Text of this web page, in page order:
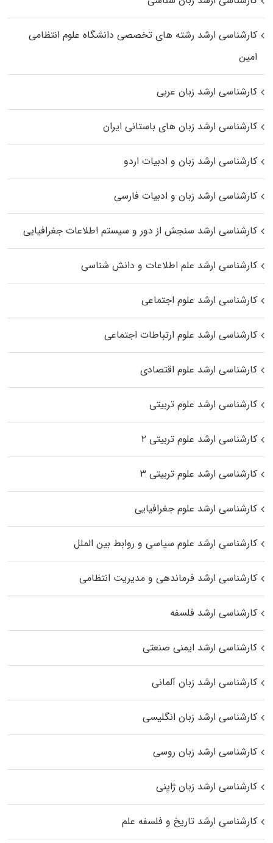
کارشناسی ارشد رﺷﺘﻪ ﻫﺎی تخصصی داﻧﺸﮕﺎه ﻋﻠﻮم انتظامی
اﻣﻴﻦ
کارشناسی ارشد زبان عربی
کارشناسی ارشد زبان‌ های باستانی ایران
کارشناسی ارشد زبان و ادبیات اردو
کارشناسی ارشد زبان و ادبیات فارسی
کارشناسی ارشد سنجش از دور و سیستم اطلاعات جغرافیایی
کارشناسی ارشد علم اطلاعات و دانش شناسی
کارشناسی ارشد علوم اجتماعی
کارشناسی ارشد علوم ارتباطات اجتماعی
کارشناسی ارشد علوم اقتصادی
کارشناسی ارشد علوم تربیتی
کارشناسی ارشد علوم تربیتی ۲
کارشناسی ارشد علوم تربیتی ۳
کارشناسی ارشد علوم جغرافیایی
کارشناسی ارشد علوم سیاسی و روابط بین الملل
کارشناسی ارشد فرماندهی و مدیریت انتظامی
کارشناسی ارشد فلسفه
کارشناسی ارشد ایمنی صنعتی
کارشناسی ارشد زبان آلمانی
کارشناسی ارشد زبان انگلیسی
کارشناسی ارشد زبان روسی
کارشناسی ارشد زبان ژاپنی
کارشناسی ارشد تاریخ و فلسفه علم